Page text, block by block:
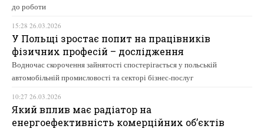
до роботи
15:28 26.03.2026
У Польщі зростає попит на працівників
фізичних професій – дослідження
Водночас скорочення зайнятості спостерігається у польській
автомобільній промисловості та секторі бізнес-послуг
10:27 26.03.2026
Який вплив має радіатор на
енергоефективність комерційних об’єктів